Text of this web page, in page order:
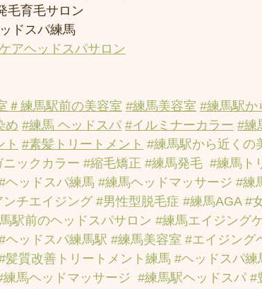
毛育毛サロン
ドスパ練馬
アヘッドスパサロン
＃練馬駅前の美容室 #練馬美容室 #練馬駅か
め #練馬 ヘッドスパ #イルミナーカラー #練
ト #素髪トリートメント #練馬駅から近くの
ニックカラー #縮毛矯正 #練馬発毛 #練馬ト
ヘッドスパ練馬 #練馬ヘッドマッサージ #練
ンチエイジング #男性型脱毛症 #練馬AGA #
駅前のヘッドスパサロン #練馬エイジング
ヘッドスパ練馬駅 #練馬美容室 #エイジング
髪質改善トリートメント練馬 #ヘッドスパ練
練馬ヘッドマッサージ #練馬駅ヘッドスパ #